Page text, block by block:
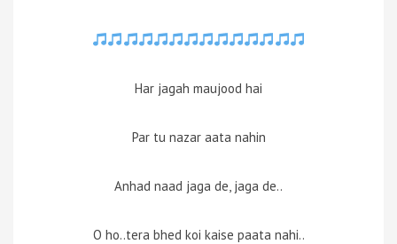
Har jagah maujood hai
Par tu nazar aata nahin
Anhad naad jaga de, jaga de..
O ho..tera bhed koi kaise paata nahi..